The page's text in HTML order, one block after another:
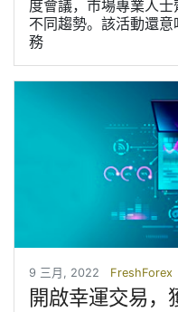
度會議，市場專業人
不同趨勢。該活動還
務
9 三月, 2022 FreshForex
開啟幸運交易，